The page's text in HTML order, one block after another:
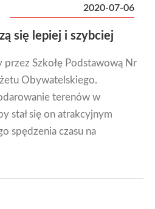
2020-07-06
się lepiej i szybciej
Szkołę Podstawową Nr
Obywatelskiego.
terenów w
stał się on atrakcyjnym
spędzenia czasu na